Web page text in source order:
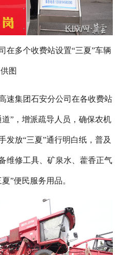
多个收费站设置“三夏”车辆
图
集团石安分公司在各收费站
”，增派疏导人员，确保农机
发放“三夏”通行明白纸，普及
维修工具、矿泉水、藿香正气
”便民服务用品。